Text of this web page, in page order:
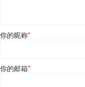
你的昵称*
你的邮箱*